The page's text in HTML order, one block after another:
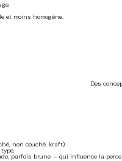
et moins homogène.
Des
non couché, kraft),
parfois brune — qui influence la